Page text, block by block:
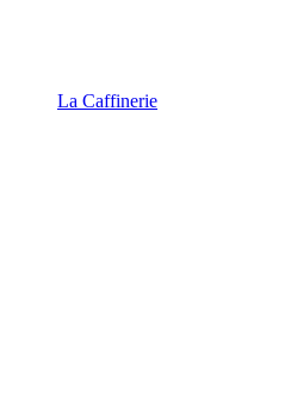
La Caffinerie